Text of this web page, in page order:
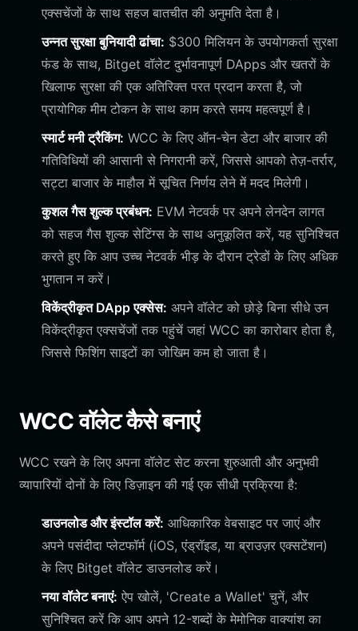
एक्सचेंजों के साथ सहज बातचीत की अनुमति देता है।
उन्नत सुरक्षा बुनियादी ढांचा: $300 मिलियन के उपयोगकर्ता सुरक्षा
फंड के साथ, Bitget वॉलेट दुर्भावनापूर्ण DApps और खतरों के
खिलाफ सुरक्षा की एक अतिरिक्त परत प्रदान करता है, जो
प्रायोगिक मीम टोकन के साथ काम करते समय महत्वपूर्ण है।
स्मार्ट मनी ट्रैकिंग: WCC के लिए ऑन-चेन डेटा और बाजार की
गतिविधियों की आसानी से निगरानी करें, जिससे आपको तेज़-तर्रार,
सट्टा बाजार के माहौल में सूचित निर्णय लेने में मदद मिलेगी।
कुशल गैस शुल्क प्रबंधन: EVM नेटवर्क पर अपने लेनदेन लागत
को सहज गैस शुल्क सेटिंग्स के साथ अनुकूलित करें, यह सुनिश्चित
करते हुए कि आप उच्च नेटवर्क भीड़ के दौरान ट्रेडों के लिए अधिक
भुगतान न करें।
विकेंद्रीकृत DApp एक्सेस: अपने वॉलेट को छोड़े बिना सीधे उन
विकेंद्रीकृत एक्सचेंजों तक पहुंचें जहां WCC का कारोबार होता है,
जिससे फिशिंग साइटों का जोखिम कम हो जाता है।
WCC वॉलेट कैसे बनाएं
WCC रखने के लिए अपना वॉलेट सेट करना शुरुआती और अनुभवी
व्यापारियों दोनों के लिए डिज़ाइन की गई एक सीधी प्रक्रिया है:
डाउनलोड और इंस्टॉल करें: आधिकारिक वेबसाइट पर जाएं और
अपने पसंदीदा प्लेटफॉर्म (iOS, एंड्रॉइड, या ब्राउज़र एक्सटेंशन)
के लिए Bitget वॉलेट डाउनलोड करें।
नया वॉलेट बनाएं: ऐप खोलें, 'Create a Wallet' चुनें, और
सुनिश्चित करें कि आप अपने 12-शब्दों के मेमोनिक वाक्यांश का